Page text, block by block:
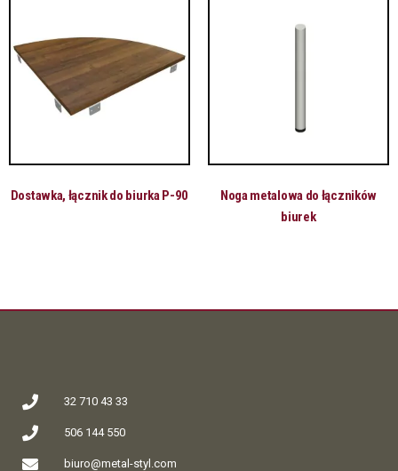
Dostawka, łącznik do biurka P-90
Noga metalowa do łączników
biurek
32 710 43 33
506 144 550
biuro@metal-styl.com